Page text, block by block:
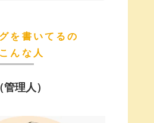
を書いてるの
んな人
理人）